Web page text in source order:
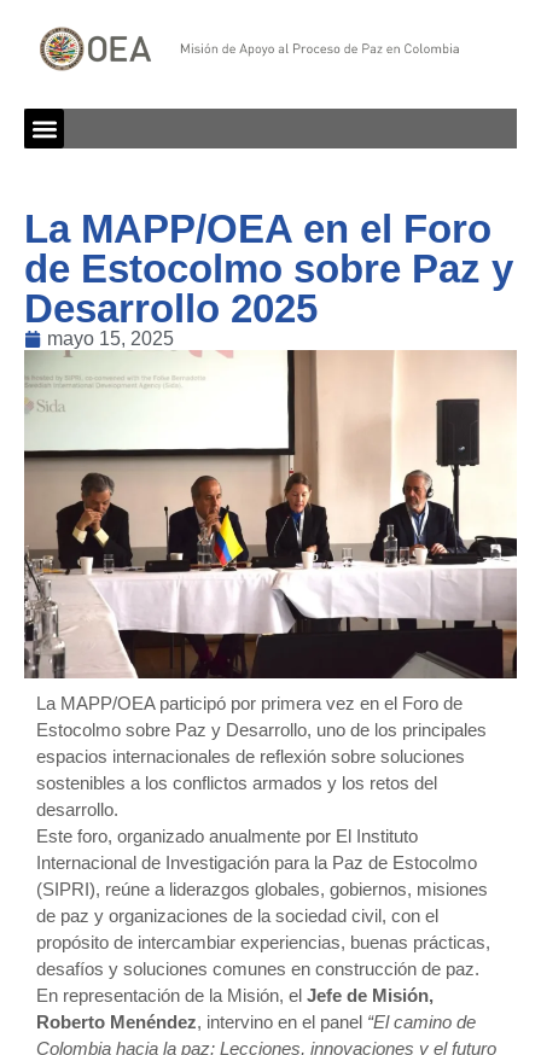
La MAPP/OEA en el Foro
de Estocolmo sobre Paz y
Desarrollo 2025
mayo 15, 2025
La MAPP/OEA participó por primera vez en el Foro de
Estocolmo sobre Paz y Desarrollo, uno de los principales
espacios internacionales de reflexión sobre soluciones
sostenibles a los conflictos armados y los retos del
desarrollo.
Este foro, organizado anualmente por El Instituto
Internacional de Investigación para la Paz de Estocolmo
(SIPRI), reúne a liderazgos globales, gobiernos, misiones
de paz y organizaciones de la sociedad civil, con el
propósito de intercambiar experiencias, buenas prácticas,
desafíos y soluciones comunes en construcción de paz.
En representación de la Misión, el Jefe de Misión,
Roberto Menéndez, intervino en el panel “El camino de
Colombia hacia la paz: Lecciones, innovaciones y el futuro